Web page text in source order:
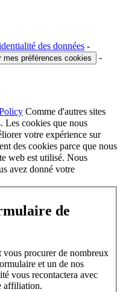
des données -
mes préférences cookies
-
Comme d'autres sites
Les cookies que nous
votre expérience sur
des cookies parce que nous
web est utilisé. Nous
avez donné votre
de
procurer de nombreux
et un de nos
vous recontactera avec
affiliation.